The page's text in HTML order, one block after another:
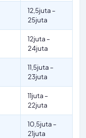
12,5juta –
25juta
12juta –
24juta
11,5juta –
23juta
11juta –
22juta
10,5juta –
21juta